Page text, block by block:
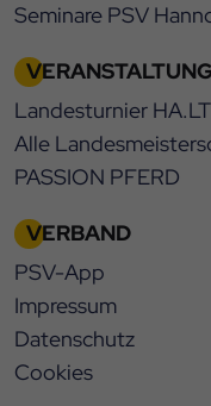
Seminare PSV
Landesturnier HA.LT
Alle
PASSION PFERD
VERBAND
PSV-App
Impressum
Datenschutz
Cookies